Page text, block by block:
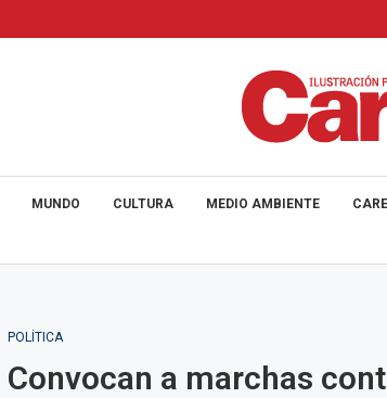
MUNDO CULTURA MEDIO AMBIENTE
POLÍTICA
Convocan a marchas